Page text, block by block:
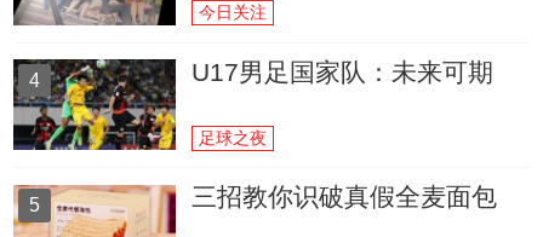
今日关注
4 U17男足国家队：未来可期
足球之夜
5 三招教你识破真假全麦面包